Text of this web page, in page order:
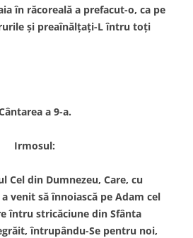
în răcoreală a prefacut-o, ca pe
şi preaînălţaţi-L întru toţi
a 9-a.
Irmosul:
Cel din Dumnezeu, Care, cu
venit să înnoiască pe Adam cel
întru stricăciune din Sfânta
întrupându-Se pentru noi,